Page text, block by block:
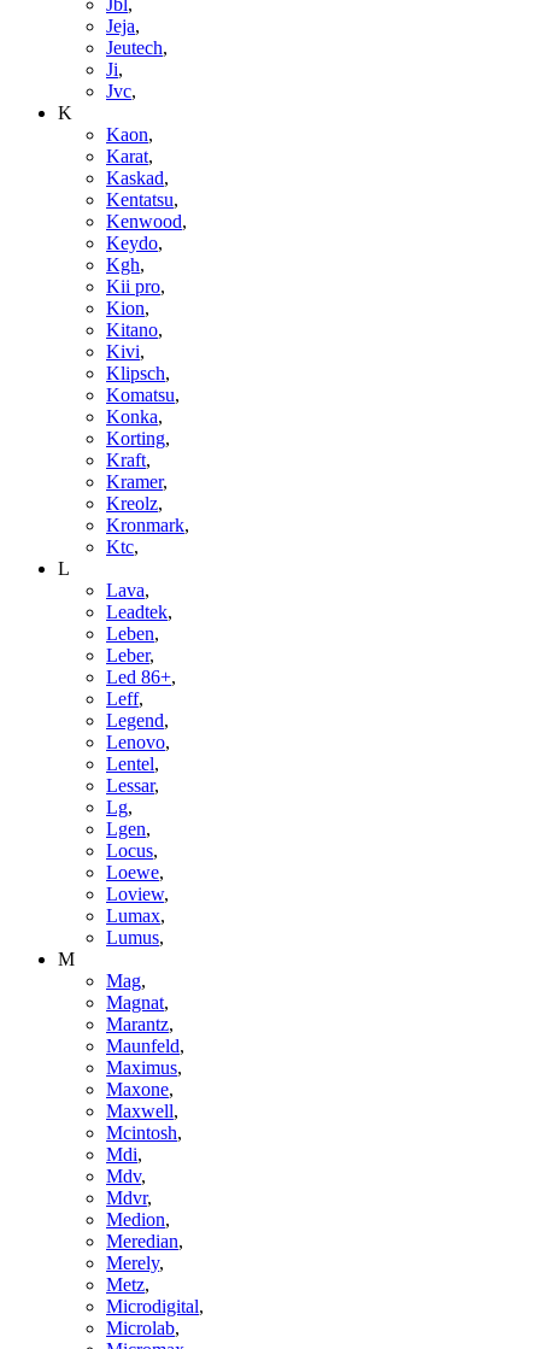
Jeja,
Jeutech,
Ji,
Jvc,
K
Kaon,
Karat,
Kaskad,
Kentatsu,
Kenwood,
Keydo,
Kgh,
Kii pro,
Kion,
Kitano,
Kivi,
Klipsch,
Komatsu,
Konka,
Korting,
Kraft,
Kramer,
Kreolz,
Kronmark,
Ktc,
L
Lava,
Leadtek,
Leben,
Leber,
Led 86+,
Leff,
Legend,
Lenovo,
Lentel,
Lessar,
Lg,
Lgen,
Locus,
Loewe,
Loview,
Lumax,
Lumus,
M
Mag,
Magnat,
Marantz,
Maunfeld,
Maximus,
Maxone,
Maxwell,
Mcintosh,
Mdi,
Mdv,
Mdvr,
Medion,
Meredian,
Merely,
Metz,
Microdigital,
Microlab,